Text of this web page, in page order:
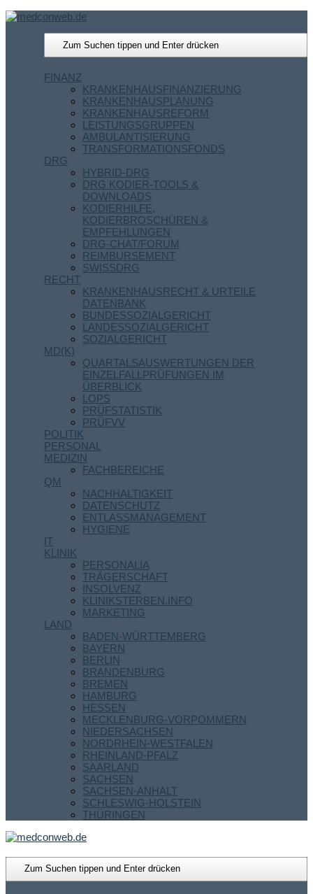
FINANZ
KRANKENHAUSFINANZIERUNG
KRANKENHAUSPLANUNG
KRANKENHAUSREFORM
LEISTUNGSGRUPPEN
AMBULANTISIERUNG
TRANSFORMATIONSFONDS
DRG
HYBRID-DRG
DRG KODIER-TOOLS &
DOWNLOADS
KODIERHILFE,
KODIERBROSCHÜREN &
EMPFEHLUNGEN
DRG-CHAT/FORUM
REIMBURSEMENT
SWISSDRG
RECHT
KRANKENHAUSRECHT & URTEILE
DATENBANK
BUNDESSOZIALGERICHT
LANDESSOZIALGERICHT
SOZIALGERICHT
MD(K)
QUARTALSAUSWERTUNGEN DER
EINZELFALLPRÜFUNGEN IM
ÜBERBLICK
LOPS
PRÜFSTATISTIK
PRÜFVV
POLITIK
PERSONAL
MEDIZIN
FACHBEREICHE
QM
NACHHALTIGKEIT
DATENSCHUTZ
ENTLASSMANAGEMENT
HYGIENE
IT
KLINIK
PERSONALIA
TRÄGERSCHAFT
INSOLVENZ
KLINIKSTERBEN.INFO
MARKETING
LAND
BADEN-WÜRTTEMBERG
BAYERN
BERLIN
BRANDENBURG
BREMEN
HAMBURG
HESSEN
MECKLENBURG-VORPOMMERN
NIEDERSACHSEN
NORDRHEIN-WESTFALEN
RHEINLAND-PFALZ
SAARLAND
SACHSEN
SACHSEN-ANHALT
SCHLESWIG-HOLSTEIN
THÜRINGEN